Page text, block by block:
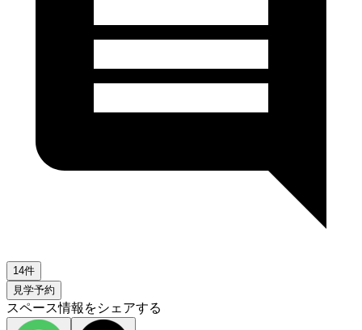
14件
見学予約
スペース情報をシェアする